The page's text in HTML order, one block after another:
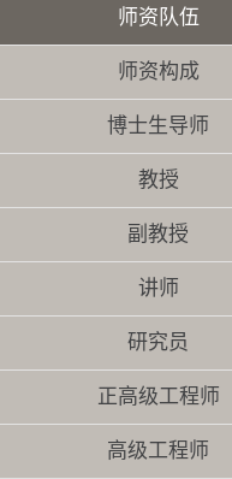
师资队伍
师资构成
博士生导师
教授
副教授
讲师
研究员
正高级工程师
高级工程师